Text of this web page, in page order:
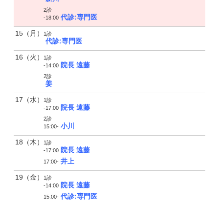
2診
-18:00 代診:専門医
15（月） 1診
代診:専門医
16（火）
1診
-14:00 院長 遠藤
2診
姜
17（水）
1診
-17:00 院長 遠藤
2診
15:00- 小川
18（木）
1診
-17:00 院長 遠藤
17:00- 井上
19（金）
1診
-14:00 院長 遠藤
15:00- 代診:専門医